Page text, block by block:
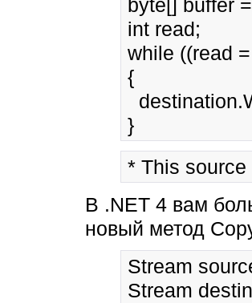
byte[] buffer
int read;
while ((read
{
* This
В .NET 4 вам
новый метод
Stream
Stream